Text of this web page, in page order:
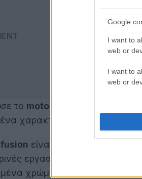
Google
I want to
web or
I want to
web or
το motorola edge 60 fusion,
χαρακτηριστικά.
είναι σχεδιασμένο για
εργασίες απλούστερες
χρώματα και σύστημα